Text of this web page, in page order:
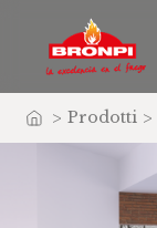
Home
> Prodotti >